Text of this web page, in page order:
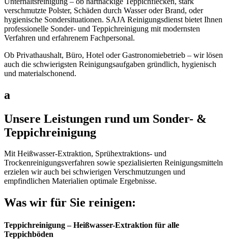
verschmutzte Polster, Schäden durch Wasser oder Brand, oder
hygienische Sondersituationen. SAJA Reinigungsdienst bietet Ihnen
professionelle Sonder- und Teppichreinigung mit modernsten
Verfahren und erfahrenem Fachpersonal.
Ob Privathaushalt, Büro, Hotel oder Gastronomiebetrieb – wir lösen
auch die schwierigsten Reinigungsaufgaben gründlich, hygienisch
und materialschonend.
a
Unsere Leistungen rund um Sonder- &
Teppichreinigung
Mit Heißwasser-Extraktion, Sprühextraktions- und
Trockenreinigungsverfahren sowie spezialisierten Reinigungsmitteln
erzielen wir auch bei schwierigen Verschmutzungen und
empfindlichen Materialien optimale Ergebnisse.
Was wir für Sie reinigen:
Teppichreinigung – Heißwasser-Extraktion für alle
Teppichböden